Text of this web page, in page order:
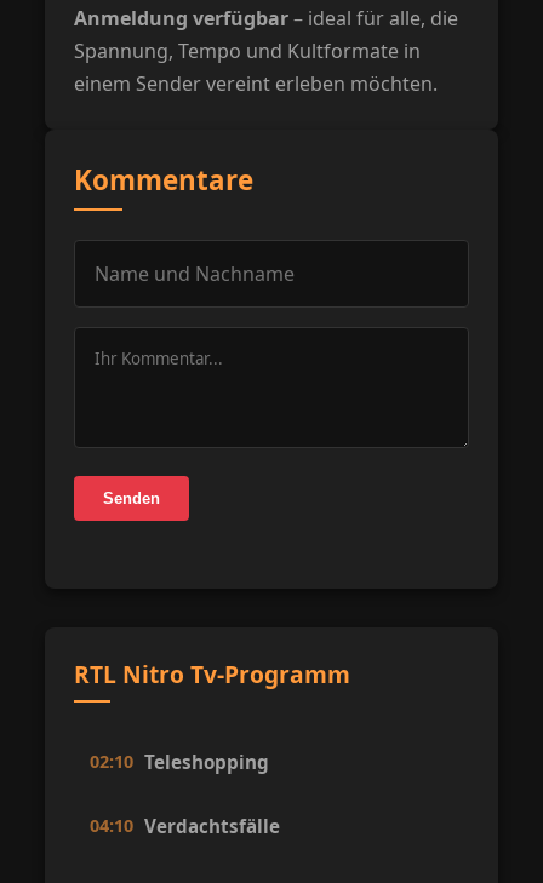
Anmeldung verfügbar– ideal für alle, die
Spannung, Tempo und Kultformate in
einem Sender vereint erleben möchten.
Kommentare
Senden
RTL Nitro Tv-Programm
02:10 Teleshopping
04:10 Verdachtsfälle